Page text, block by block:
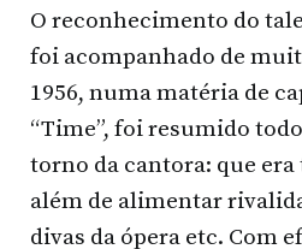
O reconhecimento do
foi acompanhado de
1956, numa matéria de
“Time”, foi resumido
torno da cantora: que
além de alimentar
divas da ópera etc. Com